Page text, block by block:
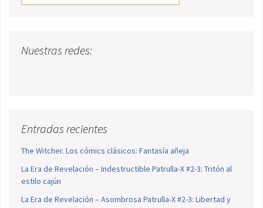
Nuestras redes:
Entradas recientes
The Witcher. Los cómics clásicos: Fantasía añeja
La Era de Revelación – Indestructible Patrulla-X #2-3: Tritón al
estilo cajún
La Era de Revelación – Asombrosa Patrulla-X #2-3: Libertad y